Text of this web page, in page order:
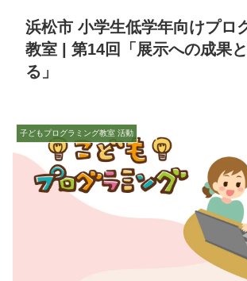
浜松市 小学生低学年向けプロ
教室 | 第14回「展示への成果
る」
子どもプログラミング教室 活動